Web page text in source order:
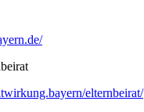
elternbeirat/